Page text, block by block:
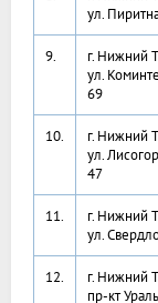
ул.
9.
г. Нижний
ул.
69
10.
г. Нижний
ул.
47
11.
г. Нижний
ул.
12.
г. Нижний
пр-кт